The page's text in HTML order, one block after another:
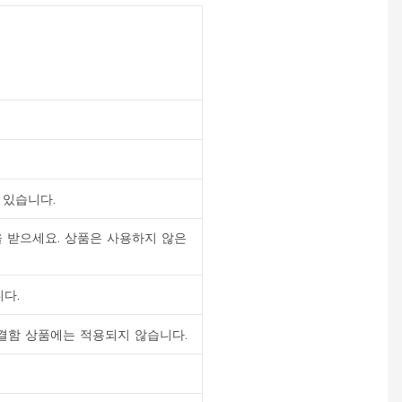
습니다.
으세요. 상품은 사용하지 않은
.
상품에는 적용되지 않습니다.